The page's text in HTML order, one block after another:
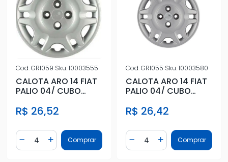
Cod.GRI059 Sku.10003555
CALOTA ARO 14 FIAT
PALIO 04/ CUBO
R$ 26,52
Diminuir Quantidade
Quantidade
Adicionar Quantidade
Comprar
Cod.GRI055 Sku.10003580
CALOTA ARO 14 FIAT
PALIO 04/ CUBO
R$ 26,42
Diminuir Quantidade
Quantidade
AdicionarComprar